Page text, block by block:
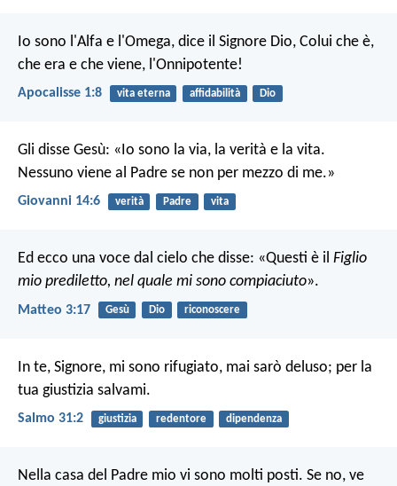
Io sono l'Alfa e l'Omega, dice il Signore Dio, Colui che è,
che era e che viene, l'Onnipotente!
Apocalisse 1:8 vita eterna affidabilità Dio
Gli disse Gesù: «Io sono la via, la verità e la vita.
Nessuno viene al Padre se non per mezzo di me.»
Giovanni 14:6 verità Padre vita
Ed ecco una voce dal cielo che disse: «Questi è il Figlio
mio prediletto, nel quale mi sono compiaciuto».
Matteo 3:17 Gesù Dio riconoscere
In te, Signore, mi sono rifugiato, mai sarò deluso; per la
tua giustizia salvami.
Salmo 31:2 giustizia redentore dipendenza
Nella casa del Padre mio vi sono molti posti. Se no, ve